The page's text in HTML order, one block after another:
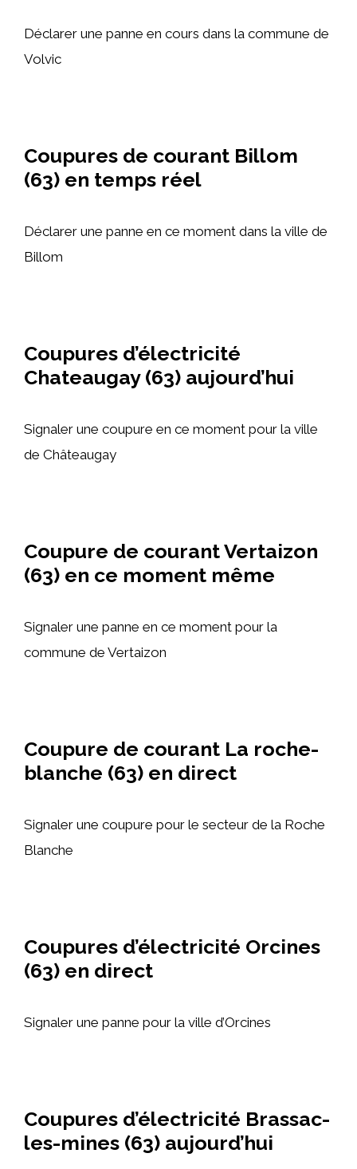
Déclarer une panne en cours dans la commune de
Volvic
Coupures de courant Billom
(63) en temps réel
Déclarer une panne en ce moment dans la ville de
Billom
Coupures d’électricité
Chateaugay (63) aujourd’hui
Signaler une coupure en ce moment pour la ville
de Châteaugay
Coupure de courant Vertaizon
(63) en ce moment même
Signaler une panne en ce moment pour la
commune de Vertaizon
Coupure de courant La roche-
blanche (63) en direct
Signaler une coupure pour le secteur de la Roche
Blanche
Coupures d’électricité Orcines
(63) en direct
Signaler une panne pour la ville d’Orcines
Coupures d’électricité Brassac-
les-mines (63) aujourd’hui